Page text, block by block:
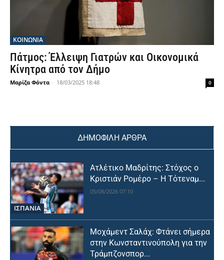
ΚΟΙΝΩΝΙΑ
Πάτμος: Έλλειψη Γιατρών και Οικονομικά
Κίνητρα από τον Δήμο
Μαρίζα Φόντα - 18/03/2025 18:48 0
ΔΗΜΟΦΙΛΗ ΑΡΘΡΑ
ΙΣΠΑΝΙΑ
Ατλέτικο Μαδρίτης: Στόχος ο
Κριστιάν Ρομέρο – Η Τότεναμ...
05/08/2026 07:10
Μοχάμεντ Σαλάχ: Φτάνει σήμερα
στην Κωνσταντινούπολη για την
Τράμπζονσπορ...